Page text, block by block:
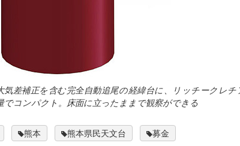
気差補正を含む完全自動追尾の経緯台に、リッチークレ
でコンパクト。床面に立ったままで観察ができる
熊本 熊本県民天文台 募金